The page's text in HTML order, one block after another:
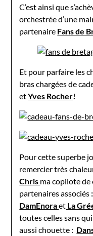
C’est ainsi que
orchestrée d’une
partenaire Fans de
Et pour parfaire les
bras chargées de
etYves Rocher!
Pour cette superbe
remercier très
Chris ma copilote de
partenaires associés :
DamEnoraet La
toutes celles sans
aussi chouette :